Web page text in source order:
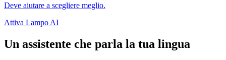
Deve aiutare a scegliere meglio.
Attiva Lampo AI
Un assistente che parla la tua lingua